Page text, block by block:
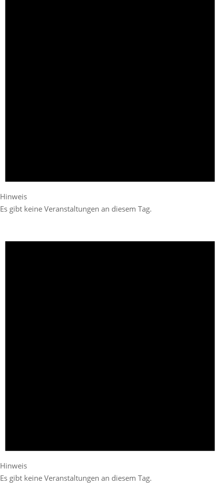
Hinweis
Es gibt keine Veranstaltungen an diesem Tag.
Hinweis
Es gibt keine Veranstaltungen an diesem Tag.